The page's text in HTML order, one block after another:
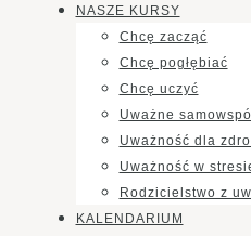
NASZE KURSY
Chcę zacząć
Chcę pogłębiać
Chcę uczyć
Uważne
Uważność dla
Uważność w
Rodzicielstwo z
KALENDARIUM